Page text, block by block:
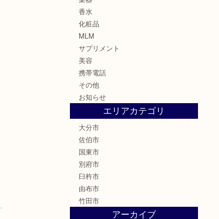
香水
化粧品
MLM
サプリメント
美容
携帯電話
その他
お知らせ
エリアカテゴリ
大分市
佐伯市
国東市
別府市
臼杵市
由布市
竹田市
アーカイブ